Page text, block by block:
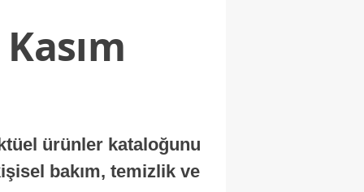
ürünler kataloğunu
bakım, temizlik ve